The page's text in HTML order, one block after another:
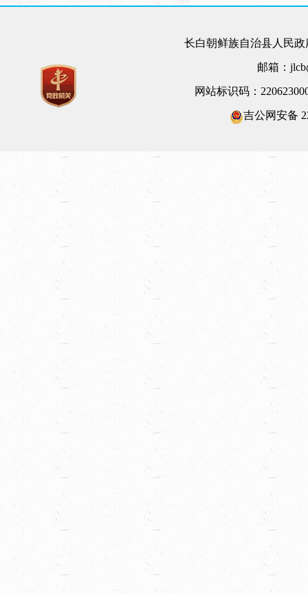
长白朝鲜族自治县人民
邮箱：
网站标识码：
吉公网安备